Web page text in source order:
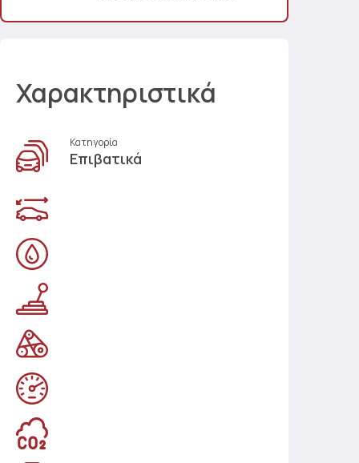
Χαρακτηριστικά
Κατηγορία
Επιβατικά